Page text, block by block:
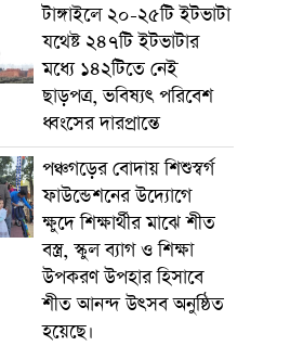
টাঙ্গাইলে ২০-২৫টি ইটভাটা
যথেষ্ট ২৪৭টি ইটভাটার
মধ্যে ১৪২টিতে নেই
ছাড়পত্র, ভবিষ্যৎ পরিবেশ
ধ্বংসের দারপ্রান্তে
পঞ্চগড়ের বোদায় শিশুস্বর্গ
ফাউন্ডেশনের উদ্যোগে
ক্ষুদে শিক্ষার্থীর মাঝে শীত
বস্ত্র, স্কুল ব্যাগ ও শিক্ষা
উপকরণ উপহার হিসাবে
শীত আনন্দ উৎসব অনুষ্ঠিত
হয়েছে।